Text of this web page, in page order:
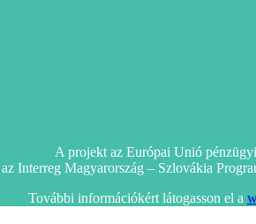
A projekt az Európai Unió
az Interreg Magyarország – Szlovákia
További információkért látogasson el a